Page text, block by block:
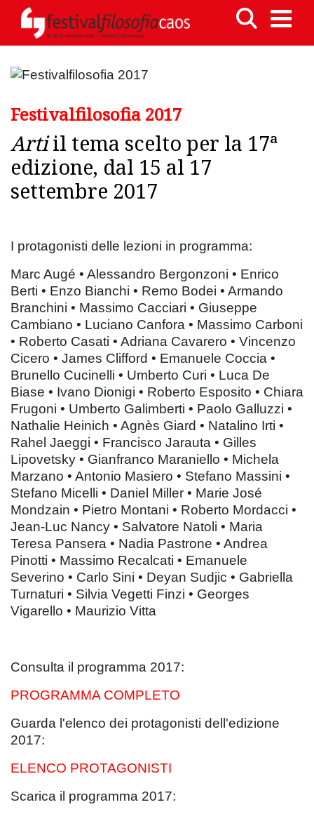
Festivalfilosofia 2017
Artiil tema scelto per la 17ª
edizione, dal 15 al 17
settembre 2017
I protagonisti delle lezioni in programma:
Marc Augé • Alessandro Bergonzoni • Enrico
Berti • Enzo Bianchi • Remo Bodei • Armando
Branchini • Massimo Cacciari • Giuseppe
Cambiano • Luciano Canfora • Massimo Carboni
• Roberto Casati • Adriana Cavarero • Vincenzo
Cicero • James Clifford • Emanuele Coccia •
Brunello Cucinelli • Umberto Curi • Luca De
Biase • Ivano Dionigi • Roberto Esposito • Chiara
Frugoni • Umberto Galimberti • Paolo Galluzzi •
Nathalie Heinich • Agnès Giard • Natalino Irti •
Rahel Jaeggi • Francisco Jarauta • Gilles
Lipovetsky • Gianfranco Maraniello • Michela
Marzano • Antonio Masiero • Stefano Massini •
Stefano Micelli • Daniel Miller • Marie José
Mondzain • Pietro Montani • Roberto Mordacci •
Jean-Luc Nancy • Salvatore Natoli • Maria
Teresa Pansera • Nadia Pastrone • Andrea
Pinotti • Massimo Recalcati • Emanuele
Severino • Carlo Sini • Deyan Sudjic • Gabriella
Turnaturi • Silvia Vegetti Finzi • Georges
Vigarello • Maurizio Vitta
Consulta il programma 2017:
PROGRAMMA COMPLETO
Guarda l'elenco dei protagonisti dell'edizione
2017:
ELENCO PROTAGONISTI
Scarica il programma 2017: